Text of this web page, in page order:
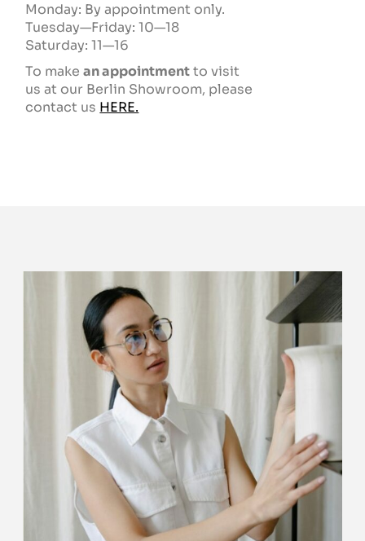
Monday: By appointment only.
Tuesday—Friday: 10—18
Saturday: 11—16
To makean appointmentto visit
us at our Berlin Showroom, please
contact us HERE.